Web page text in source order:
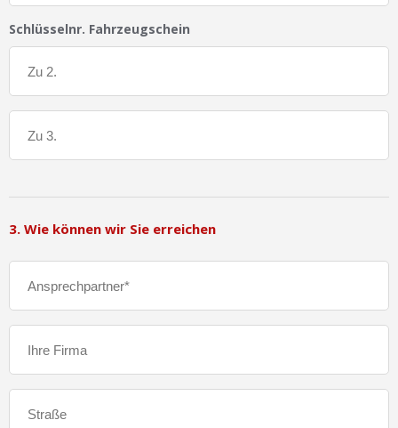
Schlüsselnr. Fahrzeugschein
3. Wie können wir Sie erreichen